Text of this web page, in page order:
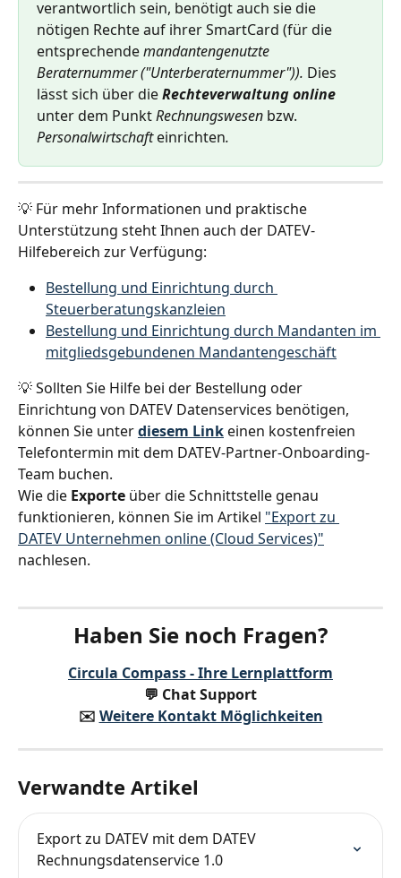
verantwortlich sein, benötigt auch sie die
nötigen Rechte auf ihrer SmartCard (für die
entsprechende mandantengenutzte
Beraternummer ("Unterberaternummer")). Dies
lässt sich über dieRechteverwaltung online
unter dem Punkt Rechnungswesen bzw.
Personalwirtschaft einrichten.
💡 Für mehr Informationen und praktische
Unterstützung steht Ihnen auch der DATEV-
Hilfebereich zur Verfügung:
Bestellung und Einrichtung durch
Steuerberatungskanzleien
Bestellung und Einrichtung durch Mandanten im
mitgliedsgebundenen Mandantengeschäft
💡 Sollten Sie Hilfe bei der Bestellung oder
Einrichtung von DATEV Datenservices benötigen,
können Sie unter diesem Link einen kostenfreien
Telefontermin mit dem DATEV-Partner-Onboarding-
Team buchen.
Wie die Exporte über die Schnittstelle genau
funktionieren, können Sie im Artikel "Export zu
DATEV Unternehmen online (Cloud Services)"
nachlesen.
Haben Sie noch Fragen?
Circula Compass - Ihre Lernplattform
💬 Chat Support
✉️️ Weitere Kontakt Möglichkeiten
Verwandte Artikel
Export zu DATEV mit dem DATEV
Rechnungsdatenservice 1.0